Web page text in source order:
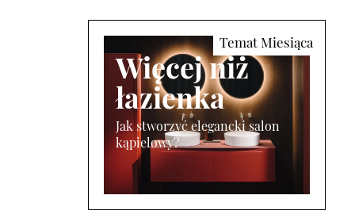
Więcej niż
łazienka
Jak stworzyć elegancki salon
kąpielowy?